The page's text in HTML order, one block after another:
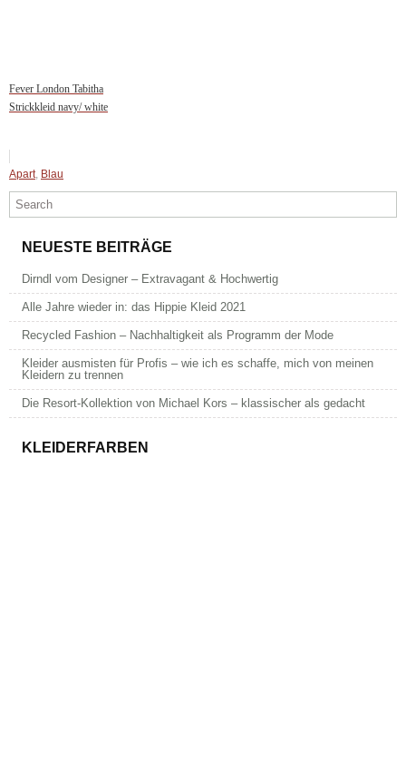
Fever London Tabitha
Strickkleid navy/ white
Apart, Blau
NEUESTE BEITRÄGE
Dirndl vom Designer – Extravagant & Hochwertig
Alle Jahre wieder in: das Hippie Kleid 2021
Recycled Fashion – Nachhaltigkeit als Programm der Mode
Kleider ausmisten für Profis – wie ich es schaffe, mich von meinen
Kleidern zu trennen
Die Resort-Kollektion von Michael Kors – klassischer als gedacht
KLEIDERFARBEN